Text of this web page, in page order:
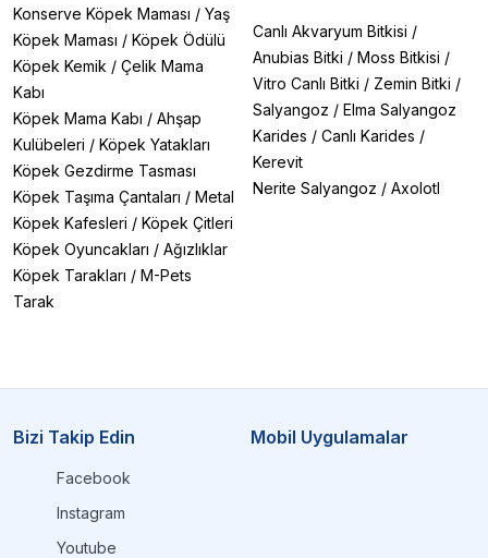
Konserve Köpek Maması / Yaş
Köpek Maması / Köpek Ödülü
Köpek Kemik / Çelik Mama
Kabı
Köpek Mama Kabı / Ahşap
Kulübeleri / Köpek Yatakları
Köpek Gezdirme Tasması
Köpek Taşıma Çantaları / Metal
Köpek Kafesleri / Köpek Çitleri
Köpek Oyuncakları / Ağızlıklar
Köpek Tarakları / M-Pets
Tarak
Canlı Akvaryum Bitkisi /
Anubias Bitki / Moss Bitkisi /
Vitro Canlı Bitki / Zemin Bitki /
Salyangoz / Elma Salyangoz
Karides / Canlı Karides /
Kerevit
Nerite Salyangoz / Axolotl
Bizi Takip Edin
Facebook
Instagram
Youtube
Mobil Uygulamalar